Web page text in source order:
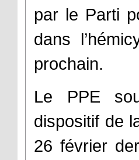
par le Parti
dans
prochain.
Le PPE
dispositif de
26 février